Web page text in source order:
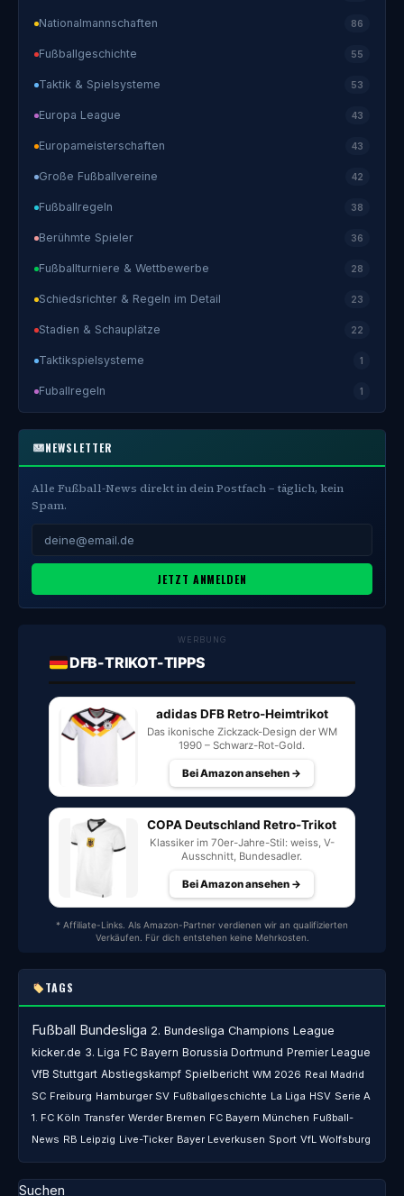
Nationalmannschaften 86
Fußballgeschichte 55
Taktik & Spielsysteme 53
Europa League 43
Europameisterschaften 43
Große Fußballvereine 42
Fußballregeln 38
Berühmte Spieler 36
Fußballturniere & Wettbewerbe 28
Schiedsrichter & Regeln im Detail 23
Stadien & Schauplätze 22
Taktikspielsysteme 1
Fuballregeln 1
NEWSLETTER
Alle Fußball-News direkt in dein Postfach – täglich, kein
Spam.
JETZT ANMELDEN
WERBUNG
DFB-TRIKOT-TIPPS
adidas DFB Retro-Heimtrikot
Das ikonische Zickzack-Design der WM
1990 – Schwarz-Rot-Gold.
Bei Amazon ansehen →
COPA Deutschland Retro-Trikot
Klassiker im 70er-Jahre-Stil: weiss, V-
Ausschnitt, Bundesadler.
Bei Amazon ansehen →
* Affiliate-Links. Als Amazon-Partner verdienen wir an qualifizierten
Verkäufen. Für dich entstehen keine Mehrkosten.
TAGS
Fußball Bundesliga 2. Bundesliga Champions League
kicker.de 3. Liga FC Bayern Borussia Dortmund Premier League
VfB Stuttgart Abstiegskampf Spielbericht WM 2026 Real Madrid
SC Freiburg Hamburger SV Fußballgeschichte La Liga HSV Serie A
1. FC Köln Transfer Werder Bremen FC Bayern München Fußball-
News RB Leipzig Live-Ticker Bayer Leverkusen Sport VfL Wolfsburg
Suchen